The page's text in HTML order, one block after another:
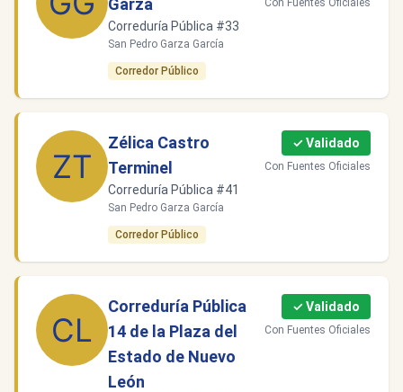
Garza
Correduría Pública #33
San Pedro Garza García
Con Fuentes Oficiales
Corredor Público
Zélica Castro
Terminel
Correduría Pública #41
San Pedro Garza García
✓ Validado
Con Fuentes Oficiales
Corredor Público
Correduría Pública
14 de la Plaza del
Estado de Nuevo
León
✓ Validado
Con Fuentes Oficiales